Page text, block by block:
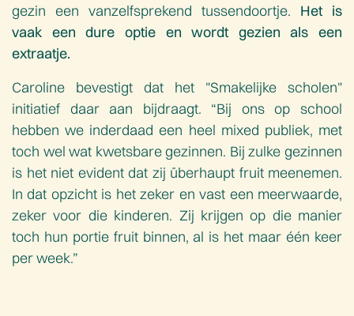
gezin een vanzelfsprekend tussendoortje. Het is
vaak een dure optie en wordt gezien als een
extraatje.
Caroline bevestigt dat het "Smakelijke scholen"
initiatief daar aan bijdraagt. “Bij ons op school
hebben we inderdaad een heel mixed publiek, met
toch wel wat kwetsbare gezinnen. Bij zulke gezinnen
is het niet evident dat zij überhaupt fruit meenemen.
In dat opzicht is het zeker en vast een meerwaarde,
zeker voor die kinderen. Zij krijgen op die manier
toch hun portie fruit binnen, al is het maar één keer
per week.”